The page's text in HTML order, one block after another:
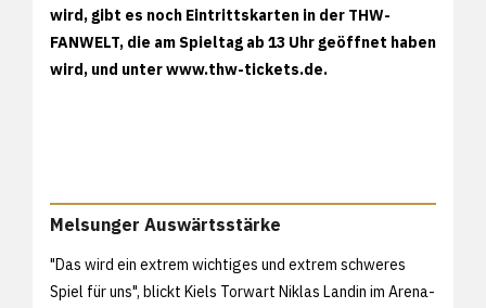
wird, gibt es noch Eintrittskarten in der THW-
FANWELT, die am Spieltag ab 13 Uhr geöffnet haben
wird, und unter www.thw-tickets.de.
Melsunger Auswärtsstärke
"Das wird ein extrem wichtiges und extrem schweres
Spiel für uns", blickt Kiels Torwart Niklas Landin im Arena-